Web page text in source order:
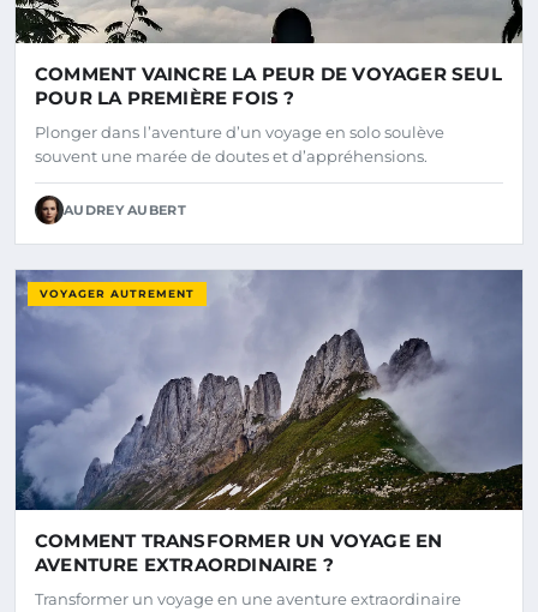
COMMENT VAINCRE LA PEUR DE VOYAGER SEUL
POUR LA PREMIÈRE FOIS ?
Plonger dans l’aventure d’un voyage en solo soulève
souvent une marée de doutes et d’appréhensions.
AUDREY AUBERT
VOYAGER AUTREMENT
COMMENT TRANSFORMER UN VOYAGE EN
AVENTURE EXTRAORDINAIRE ?
Transformer un voyage en une aventure extraordinaire